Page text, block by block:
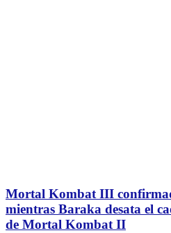
Mortal Kombat III
mientras Baraka desata el
de Mortal Kombat II